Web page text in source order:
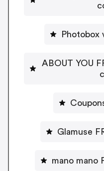
Photobox
ABOUT YOU
Glamuse
mano mano